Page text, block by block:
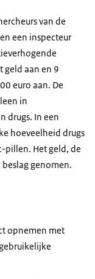
van de
een inspecteur
geld aan en 9
euro aan. De
in
drugs. In een
hoeveelheid drugs
pillen. Het geld, de
genomen.
opnemen met